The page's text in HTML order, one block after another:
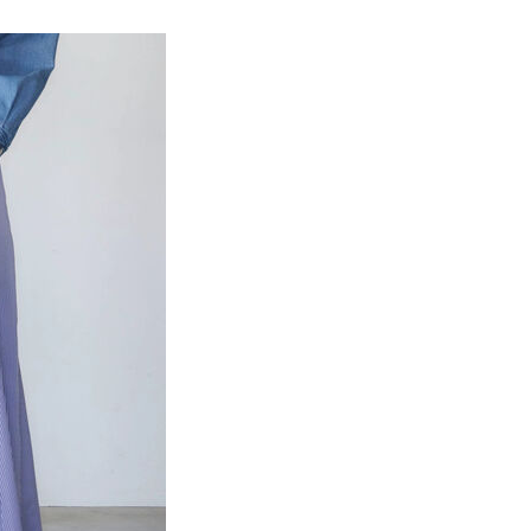
，得透過本服務購買商品或服務，並由商店將買賣／分期付
權讓與本公司後，依約使用本公司帳單繳交帳款。
款使用「大哥付你分期」之契約關係目的，商店將以您的個人
名、電話或地址）提供予台灣大哥大進項蒐集、處理及利
與您本人進行分期帳單所需資料之確認、核對及更正。
務條款，請詳閱以下連結：
店家。未經商家同意取消之訂單仍視為有效，需透過AFTEE
相關費用。
功請以「AFTEE先享後付 」之結帳頁面顯示為準，若有關於
／繳費後需取消欲退款等相關疑問，請聯繫「AFTEE先享後
心」
沛科技股份有限公司提供之「AFTEE先享後付」服務完成之
服務之必要範圍內提供個人資料，並將交易相關給付款項請
恩沛科技股份有限公司。
資料處理事宜，請瀏覽以下網址：
使用者請事先徵得法定代理人或監護人之同意方可使用
後付」，若未經同意申辦者引起之損失，本公司不負相關責
先享後付」時，將依據個別帳號之用戶狀況，依本公司
不同之上限額度；若仍有額度不足之情形，本公司將視審查
進行身份認證。
註冊多個帳號或使用他人資訊註冊。若發現惡意使用之情
股份有限公司將有權停止該用戶之使用額度並採取法律行
款
滿NT$888(含以上)免運費
滿NT$888(含以上)免運費
滿NT$888(含以上)免運費
滿NT$888(含以上)免運費
滿NT$888(含以上)免運費